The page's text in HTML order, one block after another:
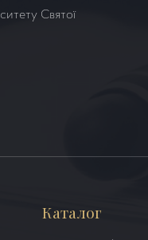
Святої
Каталог